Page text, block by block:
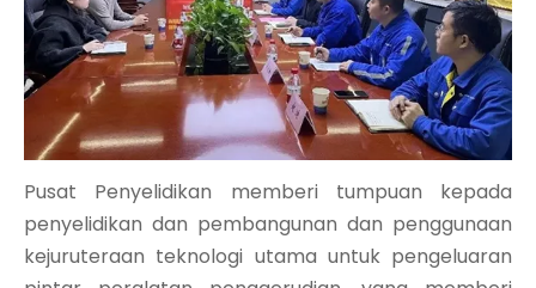
Pusat Penyelidikan memberi tumpuan kepada
penyelidikan dan pembangunan dan penggunaan
kejuruteraan teknologi utama untuk pengeluaran